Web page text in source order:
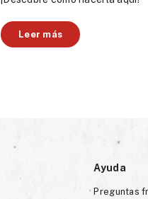
Leer más
Ayuda
Preguntas